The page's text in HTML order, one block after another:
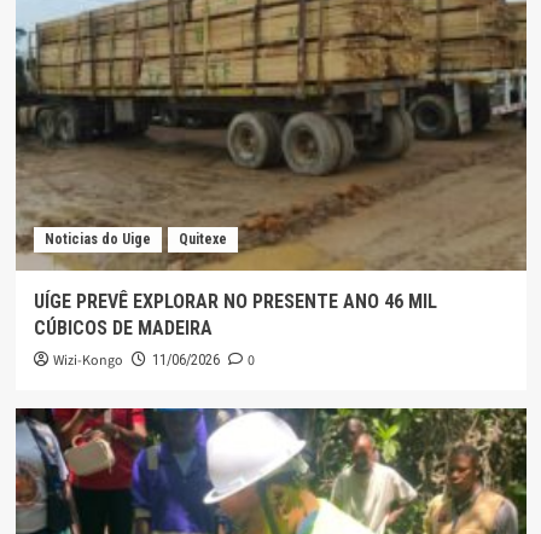
Noticias do Uige Quitexe
UÍGE PREVÊ EXPLORAR NO PRESENTE ANO 46 MIL
CÚBICOS DE MADEIRA
Wizi-Kongo 11/06/2026 0